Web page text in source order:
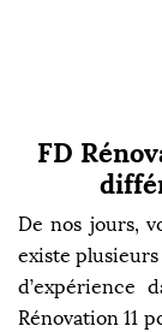
FD
De nos jours,
existe
d’expérience
Rénovation 11